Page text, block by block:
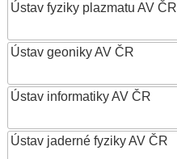
Ústav fyziky plazmatu AV ČR
Ústav geoniky AV ČR
Ústav informatiky AV ČR
Ústav jaderné fyziky AV ČR